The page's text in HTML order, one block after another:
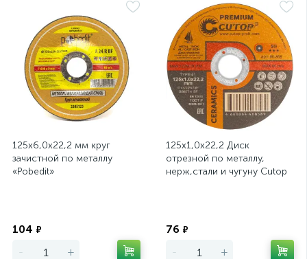
125х6,0х22,2 мм круг
зачистной по металлу
«Pobedit»
104 ₽
- +
125х1,0х22,2 Диск
отрезной по металлу,
нерж,стали и чугуну Cutop
76 ₽
- +